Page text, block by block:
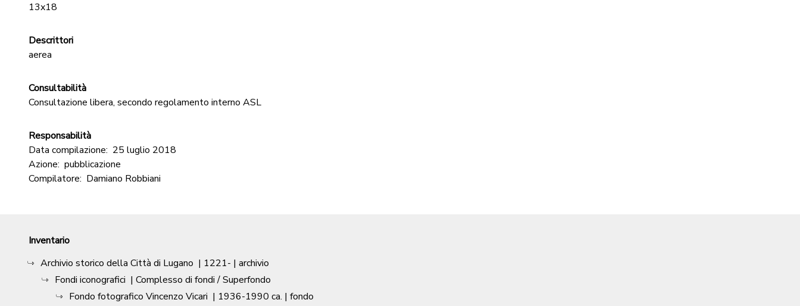
13x18
Descrittori
aerea
Consultabilità
Consultazione libera, secondo regolamento interno ASL
Responsabilità
Data compilazione: 25 luglio 2018
Azione: pubblicazione
Compilatore: Damiano Robbiani
Inventario
Archivio storico della Città di Lugano | 1221- | archivio
Fondi iconografici | Complesso di fondi / Superfondo
Fondo fotografico Vincenzo Vicari | 1936-1990 ca. | fondo